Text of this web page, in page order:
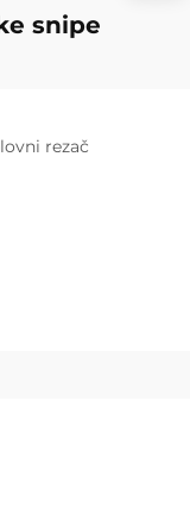
snipe
rezač